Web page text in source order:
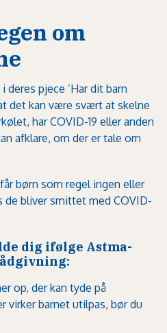
om
deres pjece ’Har dit barn
det kan være svært at skelne
har COVID-19 eller anden
afklare, om der er tale om
børn som regel ingen eller
de bliver smittet med COVID-
dig ifølge Astma-
op, der kan tyde på
virker barnet utilpas, bør du